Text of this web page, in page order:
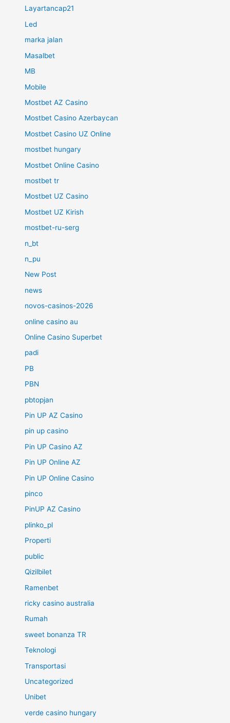
Layartancap21
Led
marka jalan
Masalbet
MB
Mobile
Mostbet AZ Casino
Mostbet Casino Azerbaycan
Mostbet Casino UZ Online
mostbet hungary
Mostbet Online Casino
mostbet tr
Mostbet UZ Casino
Mostbet UZ Kirish
mostbet-ru-serg
n_bt
n_pu
New Post
news
novos-casinos-2026
online casino au
Online Casino Superbet
padi
PB
PBN
pbtopjan
Pin UP AZ Casino
pin up casino
Pin UP Casino AZ
Pin UP Online AZ
Pin UP Online Casino
pinco
PinUP AZ Casino
plinko_pl
Properti
public
Qizilbilet
Ramenbet
ricky casino australia
Rumah
sweet bonanza TR
Teknologi
Transportasi
Uncategorized
Unibet
verde casino hungary